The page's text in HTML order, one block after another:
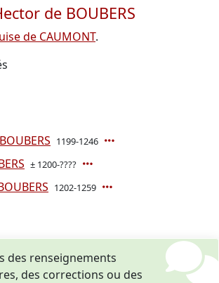
de BOUBERS
de CAUMONT.
1199-1246
± 1200-????
1202-1259
des renseignements
des corrections ou des